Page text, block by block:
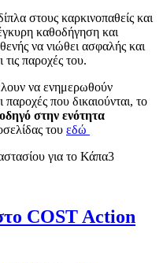
στους καρκινοπαθείς και
καθοδήγηση και
να νιώθει ασφαλής και
παροχές του.
να ενημερωθούν
παροχές που δικαιούνται, το
στην ενότητα
του εδώ
για το Κάπα3
COST Action